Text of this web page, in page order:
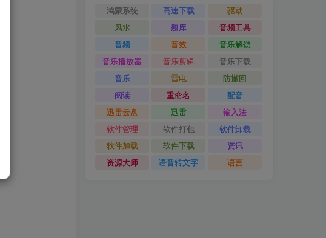
鸿蒙系统 高速下载
驱动
风水
题库
音频工具
音频
音效
音乐解锁
音乐播放器
音乐剪辑
音乐下载
音乐
雷电
防撤回
阅读
重命名
配音
迅雷云盘
迅雷
输入法
软件管理
软件打包
软件卸载
软件加载
软件下载
资讯
资源大师
语音转文字 语言